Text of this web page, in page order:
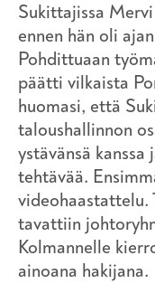
Sukittajissa
ennen hän oli
Pohdittuaan
päätti vilkaista
huomasi, että
taloushallinnon
ystävänsä
tehtävää.
videohaastattelu.
tavattiin
Kolmannelle
ainoana hakijana.